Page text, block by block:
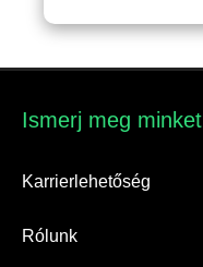
Ismerj meg minket​
Karrierlehetőség
Rólunk